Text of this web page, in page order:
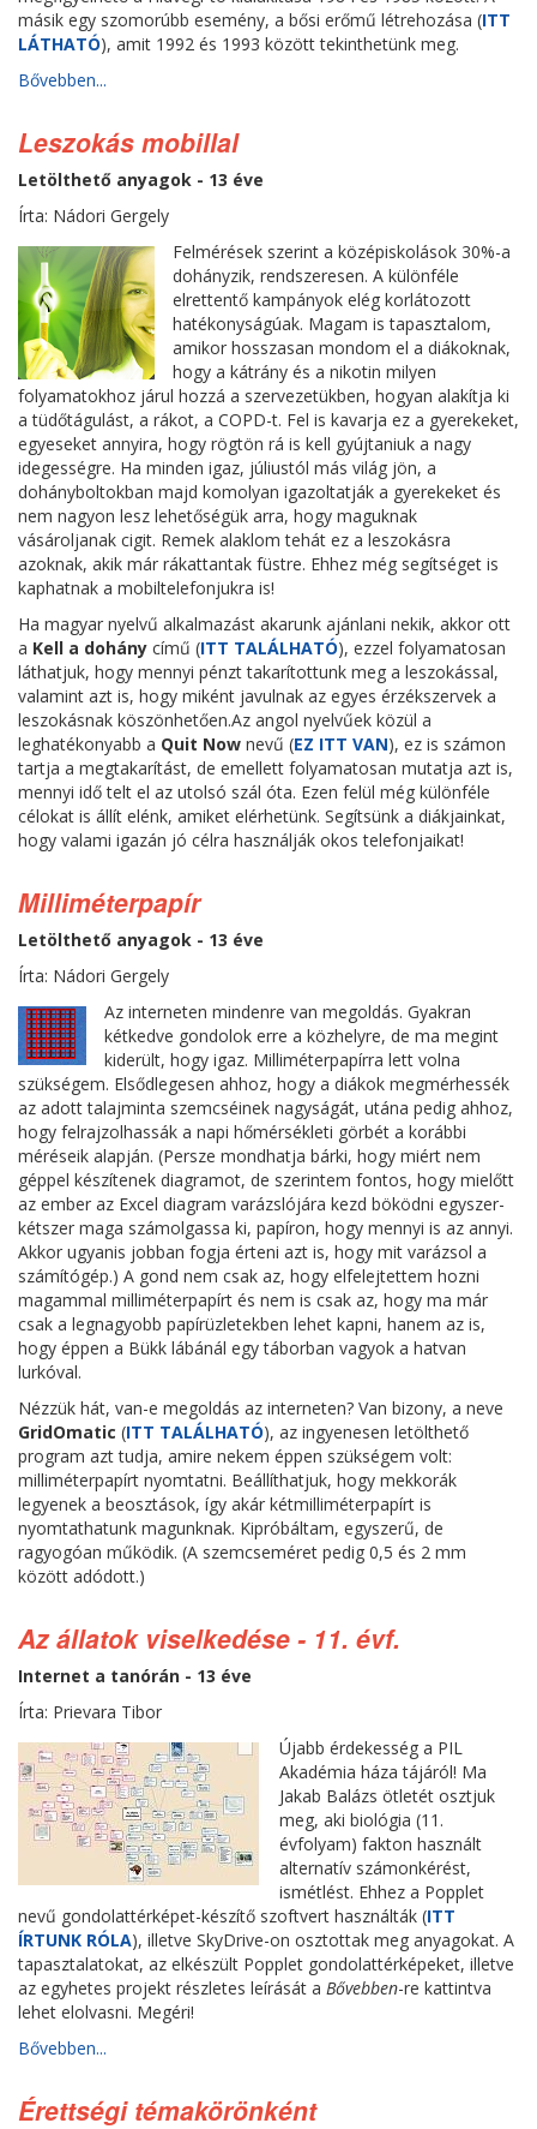
másik egy szomorúbb esemény, a bősi erőmű létrehozása (ITT
LÁTHATÓ), amit 1992 és 1993 között tekinthetünk meg.
Bővebben...
Leszokás mobillal
Letölthető anyagok - 13 éve
Írta: Nádori Gergely
Felmérések szerint a középiskolások 30%-a
dohányzik, rendszeresen. A különféle
elrettentő kampányok elég korlátozott
hatékonyságúak. Magam is tapasztalom,
amikor hosszasan mondom el a diákoknak,
hogy a kátrány és a nikotin milyen
folyamatokhoz járul hozzá a szervezetükben, hogyan alakítja ki
a tüdőtágulást, a rákot, a COPD-t. Fel is kavarja ez a gyerekeket,
egyeseket annyira, hogy rögtön rá is kell gyújtaniuk a nagy
idegességre. Ha minden igaz, júliustól más világ jön, a
dohányboltokban majd komolyan igazoltatják a gyerekeket és
nem nagyon lesz lehetőségük arra, hogy maguknak
vásároljanak cigit. Remek alaklom tehát ez a leszokásra
azoknak, akik már rákattantak füstre. Ehhez még segítséget is
kaphatnak a mobiltelefonjukra is!
Ha magyar nyelvű alkalmazást akarunk ajánlani nekik, akkor ott
a Kell a dohány című (ITT TALÁLHATÓ), ezzel folyamatosan
láthatjuk, hogy mennyi pénzt takarítottunk meg a leszokással,
valamint azt is, hogy miként javulnak az egyes érzékszervek a
leszokásnak köszönhetően.Az angol nyelvűek közül a
leghatékonyabb a Quit Now nevű (EZ ITT VAN), ez is számon
tartja a megtakarítást, de emellett folyamatosan mutatja azt is,
mennyi idő telt el az utolsó szál óta. Ezen felül még különféle
célokat is állít elénk, amiket elérhetünk. Segítsünk a diákjainkat,
hogy valami igazán jó célra használják okos telefonjaikat!
Milliméterpapír
Letölthető anyagok - 13 éve
Írta: Nádori Gergely
Az interneten mindenre van megoldás. Gyakran
kétkedve gondolok erre a közhelyre, de ma megint
kiderült, hogy igaz. Milliméterpapírra lett volna
szükségem. Elsődlegesen ahhoz, hogy a diákok megmérhessék
az adott talajminta szemcséinek nagyságát, utána pedig ahhoz,
hogy felrajzolhassák a napi hőmérsékleti görbét a korábbi
méréseik alapján. (Persze mondhatja bárki, hogy miért nem
géppel készítenek diagramot, de szerintem fontos, hogy mielőtt
az ember az Excel diagram varázslójára kezd böködni egyszer-
kétszer maga számolgassa ki, papíron, hogy mennyi is az annyi.
Akkor ugyanis jobban fogja érteni azt is, hogy mit varázsol a
számítógép.) A gond nem csak az, hogy elfelejtettem hozni
magammal milliméterpapírt és nem is csak az, hogy ma már
csak a legnagyobb papírüzletekben lehet kapni, hanem az is,
hogy éppen a Bükk lábánál egy táborban vagyok a hatvan
lurkóval.
Nézzük hát, van-e megoldás az interneten? Van bizony, a neve
GridOmatic (ITT TALÁLHATÓ), az ingyenesen letölthető
program azt tudja, amire nekem éppen szükségem volt:
milliméterpapírt nyomtatni. Beállíthatjuk, hogy mekkorák
legyenek a beosztások, így akár kétmilliméterpapírt is
nyomtathatunk magunknak. Kipróbáltam, egyszerű, de
ragyogóan működik. (A szemcseméret pedig 0,5 és 2 mm
között adódott.)
Az állatok viselkedése - 11. évf.
Internet a tanórán - 13 éve
Írta: Prievara Tibor
Újabb érdekesség a PIL
Akadémia háza tájáról! Ma
Jakab Balázs ötletét osztjuk
meg, aki biológia (11.
évfolyam) fakton használt
alternatív számonkérést,
ismétlést. Ehhez a Popplet
nevű gondolattérképet-készítő szoftvert használták (ITT
ÍRTUNK RÓLA), illetve SkyDrive-on osztottak meg anyagokat. A
tapasztalatokat, az elkészült Popplet gondolattérképeket, illetve
az egyhetes projekt részletes leírását a Bővebben-re kattintva
lehet elolvasni. Megéri!
Bővebben...
Érettségi témakörönként